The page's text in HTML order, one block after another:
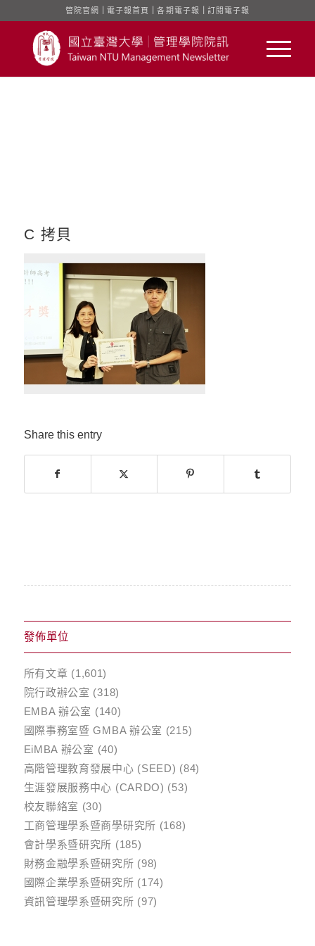
管院官網 電子報首頁 ｜各期電子報 訂閱電子報
C 拷貝
Share this entry
發佈單位
所有文章 (1,601)
院行政辦公室 (318)
EMBA 辦公室 (140)
國際事務室暨 GMBA 辦公室 (215)
EiMBA 辦公室 (40)
高階管理教育發展中心 (SEED) (84)
生涯發展服務中心 (CARDO) (53)
校友聯絡室 (30)
工商管理學系暨商學研究所 (168)
會計學系暨研究所 (185)
財務金融學系暨研究所 (98)
國際企業學系暨研究所 (174)
資訊管理學系暨研究所 (97)